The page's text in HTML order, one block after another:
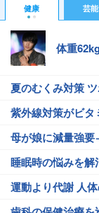
健康 芸能
体重
夏のむくみ対策
紫外線対策がビタ
母が娘に減量強
睡眠時の悩みを
運動より代謝 人